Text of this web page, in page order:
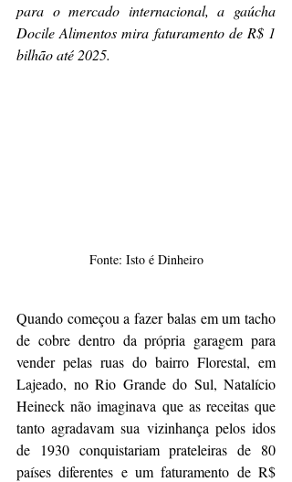
para o mercado internacional, a gaúcha
Docile Alimentos mira faturamento de R$ 1
bilhão até 2025.
Fonte: Isto é Dinheiro
Quando começou a fazer balas em um tacho
de cobre dentro da própria garagem para
vender pelas ruas do bairro Florestal, em
Lajeado, no Rio Grande do Sul, Natalício
Heineck não imaginava que as receitas que
tanto agradavam sua vizinhança pelos idos
de 1930 conquistariam prateleiras de 80
países diferentes e um faturamento de R$